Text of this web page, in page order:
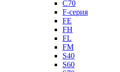
C70
F-серия
FE
FH
FL
FM
S40
S60